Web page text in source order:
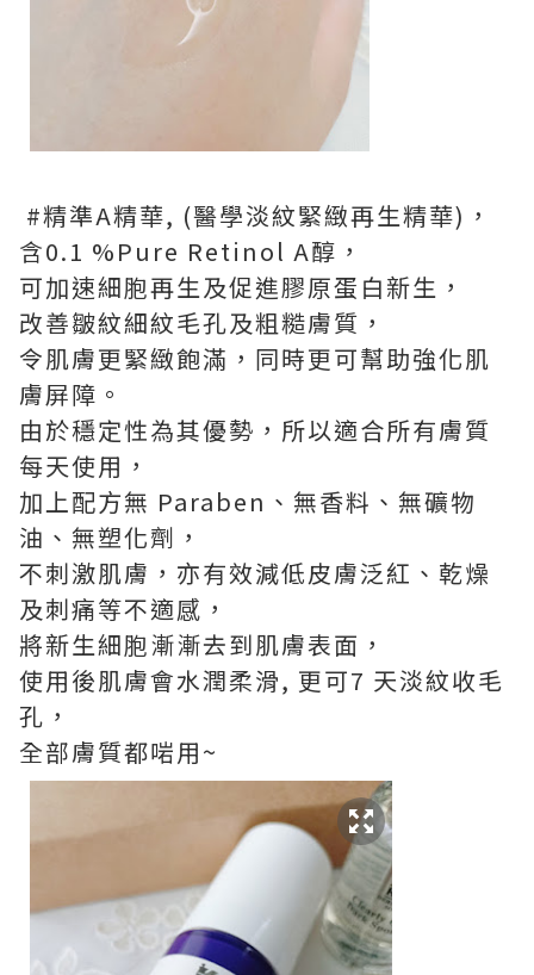
#精準A精華, (醫學淡紋緊緻再生精華)，
含0.1 %Pure Retinol A醇，
可加速細胞再生及促進膠原蛋白新生，
改善皺紋細紋毛孔及粗糙膚質，
令肌膚更緊緻飽滿，同時更可幫助強化肌
膚屏障。
由於穩定性為其優勢，所以適合所有膚質
每天使用，
加上配方無 Paraben、無香料、無礦物
油、無塑化劑，
不刺激肌膚，亦有效減低皮膚泛紅、乾燥
及刺痛等不適感，
將新生細胞漸漸去到肌膚表面，
使用後肌膚會水潤柔滑, 更可7 天淡紋收毛
孔，
全部膚質都啱用~